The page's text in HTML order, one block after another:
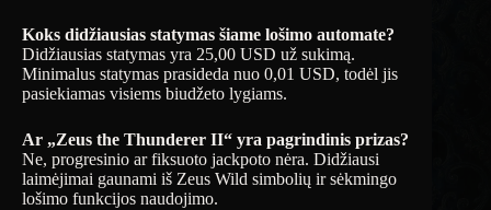
Koks didžiausias statymas šiame lošimo automate?
Didžiausias statymas yra 25,00 USD už sukimą.
Minimalus statymas prasideda nuo 0,01 USD, todėl jis
pasiekiamas visiems biudžeto lygiams.
Ar „Zeus the Thunderer II“ yra pagrindinis prizas?
Ne, progresinio ar fiksuoto jackpoto nėra. Didžiausi
laimėjimai gaunami iš Zeus Wild simbolių ir sėkmingo
lošimo funkcijos naudojimo.